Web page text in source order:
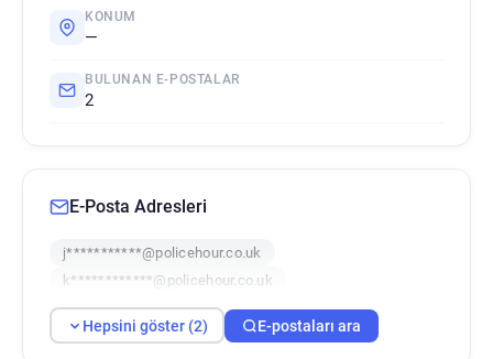
KONUM
—
BULUNAN E-POSTALAR
2
E-Posta Adresleri
j***********@policehour.co.uk
k************@policehour.co.uk
Hepsini göster (2) E-postaları ara